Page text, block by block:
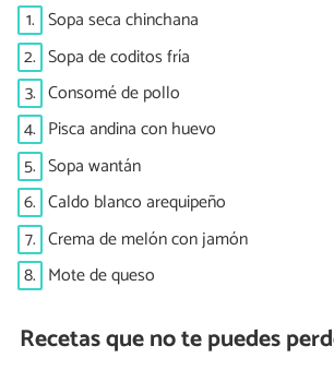
1. Sopa seca chinchana
2. Sopa de coditos fría
3. Consomé de pollo
4. Pisca andina con huevo
5. Sopa wantán
6. Caldo blanco arequipeño
7. Crema de melón con jamón
8. Mote de queso
Recetas que no te puedes